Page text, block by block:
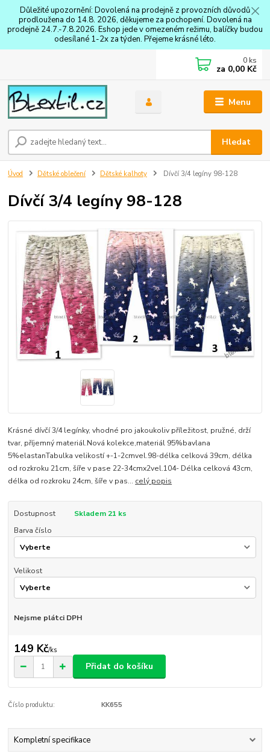
Důležité upozornění: Dovolená na prodejně z provozních důvodů
prodloužena do 14.8. 2026, děkujeme za pochopení. Dovolená na
prodejně 24.7.-7.8.2026. Eshop jede v omezeném režimu, balíčky budou
odesílané 1-2x za týden. Přejeme krásné léto.
Menu
Hledat
0 ks
za 0,00 Kč
Úvod Dětské oblečení Dětské kalhoty Dívčí 3/4 legíny 98-128
Dívčí 3/4 legíny 98-128
Krásné dívčí 3/4 legínky, vhodné pro jakoukoliv příležitost, pružné, drží
tvar, příjemný materiál.Nová kolekce,materiál 95%bavlana
5%elastanTabulka velikostí +-1-2cmvel.98-délka celková 39cm, délka
od rozkroku 21cm, šíře v pase 22-34cmx2vel.104- Délka celková 43cm,
délka od rozkroku 24cm, šíře v pas... celý popis
Dostupnost
Skladem 21 ks
Barva číslo
Velikost
Nejsme plátci DPH
149 Kč/ks
Přidat do košíku
Číslo produktu: KK655
Kompletní specifikace